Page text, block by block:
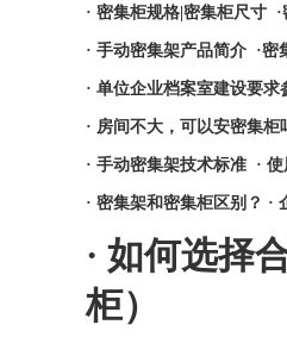
· 密集柜规格|密集柜尺寸 ·
· 手动密集架产品简介·密
· 单位企业档案室建设要求
· 房间不大，可以安密集柜
· 手动密集架技术标准 · 使
· 密集架和密集柜区别？ ·
· 如何选择
柜）